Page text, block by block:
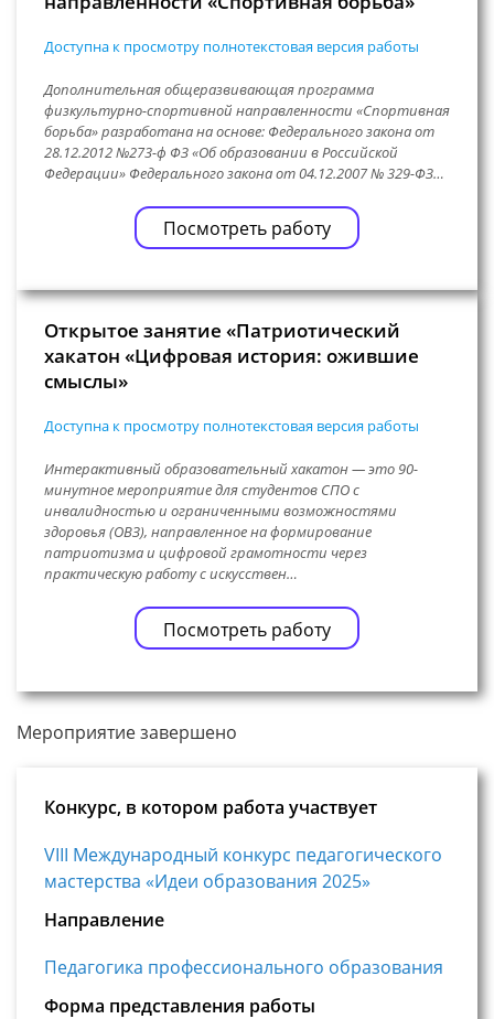
Доступна к просмотру полнотекстовая версия работы
Дополнительная общеразвивающая программа
физкультурно-спортивной направленности «Спортивная
борьба» разработана на основе: Федерального закона от
28.12.2012 №273-ф ФЗ «Об образовании в Российской
Федерации» Федерального закона от 04.12.2007 № 329-ФЗ…
Посмотреть работу
Открытое занятие «Патриотический
хакатон «Цифровая история: ожившие
смыслы»
Доступна к просмотру полнотекстовая версия работы
Интерактивный образовательный хакатон — это 90-
минутное мероприятие для студентов СПО с
инвалидностью и ограниченными возможностями
здоровья (ОВЗ), направленное на формирование
патриотизма и цифровой грамотности через
практическую работу с искусствен…
Посмотреть работу
Мероприятие завершено
Конкурс, в котором работа участвует
VIII Международный конкурс педагогического
мастерства «Идеи образования 2025»
Направление
Педагогика профессионального образования
Форма представления работы